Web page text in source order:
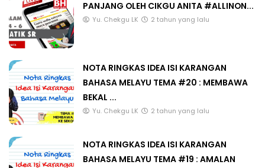
PANJANG OLEH CIKGU ANITA #ALLINON...
Yu. Chekgu LK 2 tahun yang lalu
NOTA RINGKAS IDEA ISI KARANGAN
BAHASA MELAYU TEMA #20 : MEMBAWA
BEKAL ...
Yu. Chekgu LK 2 tahun yang lalu
NOTA RINGKAS IDEA ISI KARANGAN
BAHASA MELAYU TEMA #19 : AMALAN